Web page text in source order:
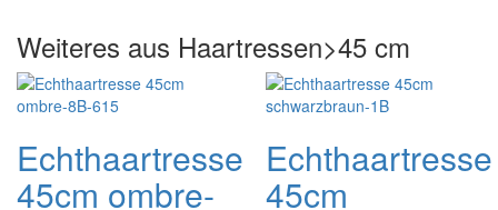
Weiteres aus Haartressen>45 cm
Echthaartresse
45cm ombre-
Echthaartresse
45cm